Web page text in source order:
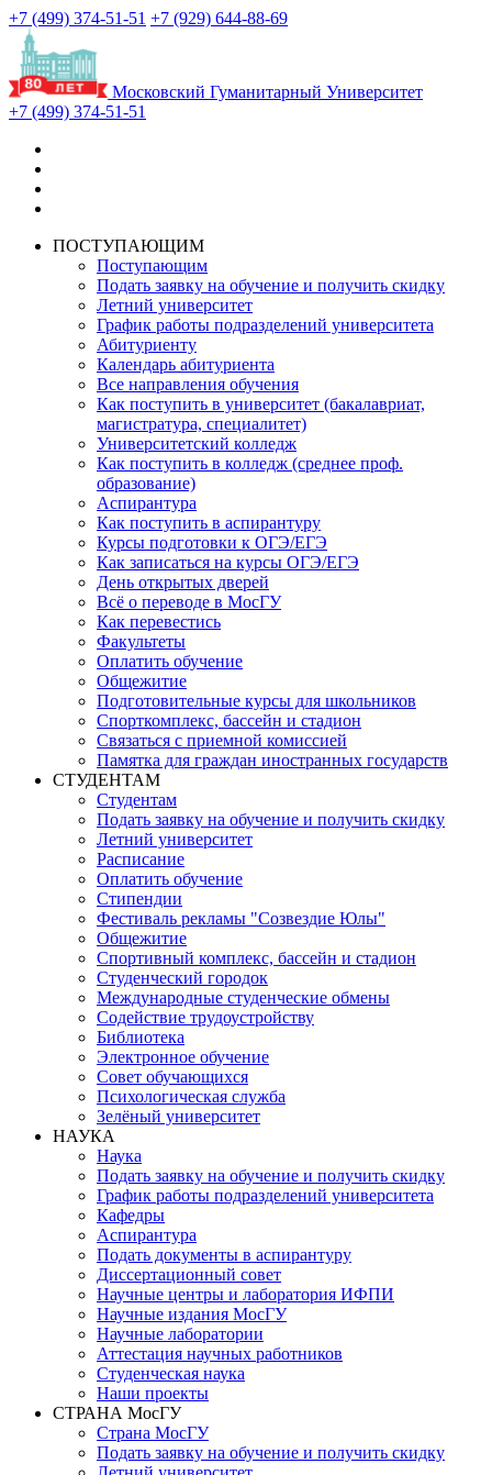
+7 (499) 374-51-51 +7 (929) 644-88-69
Московский Гуманитарный Университет
+7 (499) 374-51-51
ПОСТУПАЮЩИМ
Поступающим
Подать заявку на обучение и получить скидку
Летний университет
График работы подразделений университета
Абитуриенту
Календарь абитуриента
Все направления обучения
Как поступить в университет (бакалавриат,
магистратура, специалитет)
Университетский колледж
Как поступить в колледж (среднее проф.
образование)
Аспирантура
Как поступить в аспирантуру
Курсы подготовки к ОГЭ/ЕГЭ
Как записаться на курсы ОГЭ/ЕГЭ
День открытых дверей
Всё о переводе в МосГУ
Как перевестись
Факультеты
Оплатить обучение
Общежитие
Подготовительные курсы для школьников
Спорткомплекс, бассейн и стадион
Связаться с приемной комиссией
Памятка для граждан иностранных государств
СТУДЕНТАМ
Студентам
Подать заявку на обучение и получить скидку
Летний университет
Расписание
Оплатить обучение
Стипендии
Фестиваль рекламы "Созвездие Юлы"
Общежитие
Спортивный комплекс, бассейн и стадион
Студенческий городок
Международные студенческие обмены
Содействие трудоустройству
Библиотека
Электронное обучение
Совет обучающихся
Психологическая служба
Зелёный университет
НАУКА
Наука
Подать заявку на обучение и получить скидку
График работы подразделений университета
Кафедры
Аспирантура
Подать документы в аспирантуру
Диссертационный совет
Научные центры и лаборатория ИФПИ
Научные издания МосГУ
Научные лаборатории
Аттестация научных работников
Студенческая наука
Наши проекты
СТРАНА МосГУ
Страна МосГУ
Подать заявку на обучение и получить скидку